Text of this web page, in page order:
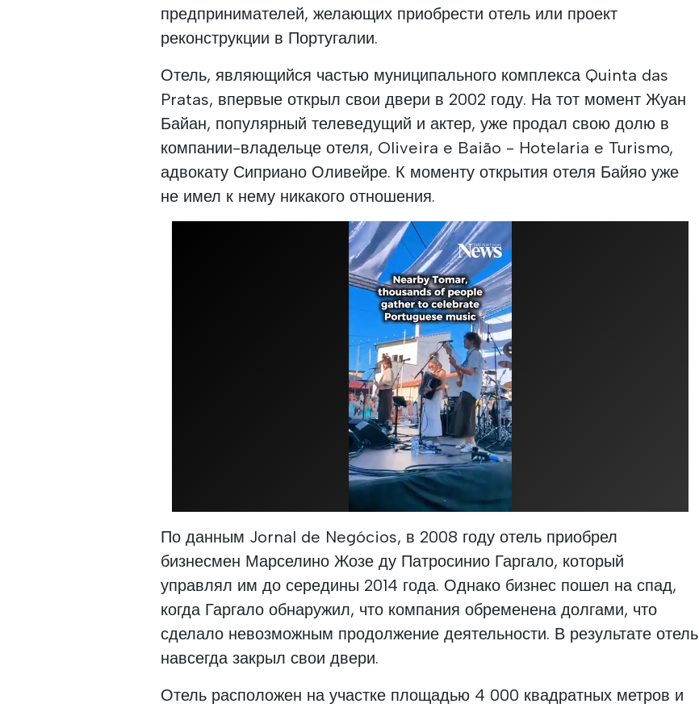
предпринимателей, желающих приобрести отель или проект
реконструкции в Португалии.
Отель, являющийся частью муниципального комплекса Quinta das
Pratas, впервые открыл свои двери в 2002 году. На тот момент Жуан
Байан, популярный телеведущий и актер, уже продал свою долю в
компании-владельце отеля, Oliveira e Baião - Hotelaria e Turismo,
адвокату Сиприано Оливейре. К моменту открытия отеля Байяо уже
не имел к нему никакого отношения.
По данным Jornal de Negócios, в 2008 году отель приобрел
бизнесмен Марселино Жозе ду Патросинио Гаргало, который
управлял им до середины 2014 года. Однако бизнес пошел на спад,
когда Гаргало обнаружил, что компания обременена долгами, что
сделало невозможным продолжение деятельности. В результате отель
навсегда закрыл свои двери.
Отель расположен на участке площадью 4 000 квадратных метров и